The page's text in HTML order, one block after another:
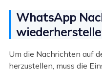
WhatsApp
Um die Nachrichten auf
herzustellen, muss die